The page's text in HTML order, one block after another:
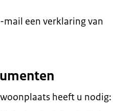
mail een verklaring van
heeft u nodig: